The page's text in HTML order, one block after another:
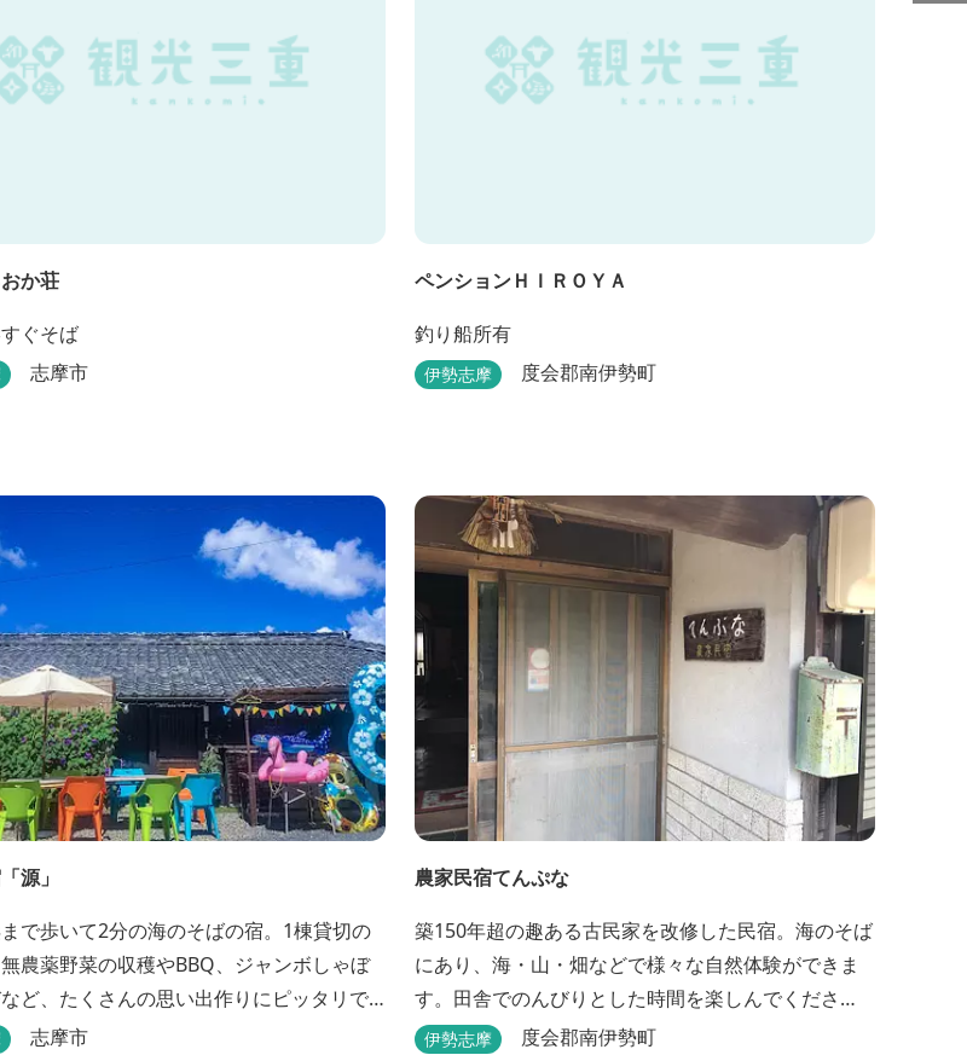
か荘
ぐそば
志摩市
ペンションＨＩＲＯＹＡ
釣り船所有
伊勢志摩 度会郡南伊勢町
源」
で歩いて2分の海のそばの宿。1棟貸切の
農薬野菜の収穫やBBQ、ジャンボしゃぼ
ど、たくさんの思い出作りにピッタリで
志摩市
農家民宿てんぷな
築150年超の趣ある古民家を改修した民宿。海のそば
にあり、海・山・畑などで様々な自然体験ができま
す。田舎でのんびりとした時間を楽しんでくださ
い。
伊勢志摩 度会郡南伊勢町